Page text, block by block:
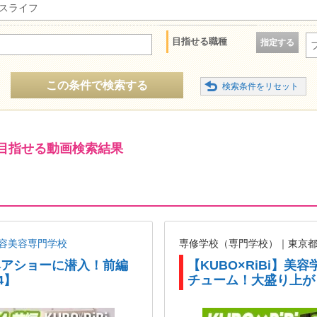
ライフ
目指せる職種 指定する
この条件で検索する
指せる動画検索結果
美容専門学校
ショーに潜入！前編
専修学校（専門学校）｜東京
【KUBO×RiBi】美容
チューム！大盛り上